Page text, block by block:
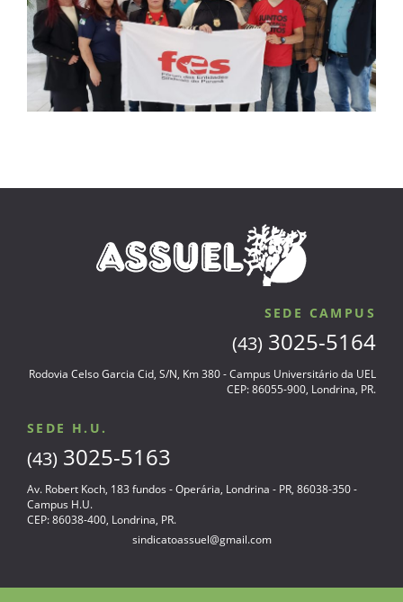
SEDE CAMPUS
(43) 3025-5164
Rodovia Celso Garcia Cid, S/N, Km 380 - Campus Universitário da UEL
CEP: 86055-900, Londrina, PR.
SEDE H.U.
(43) 3025-5163
Av. Robert Koch, 183 fundos - Operária, Londrina - PR, 86038-350 -
Campus H.U.
CEP: 86038-400, Londrina, PR.
sindicatoassuel@gmail.com